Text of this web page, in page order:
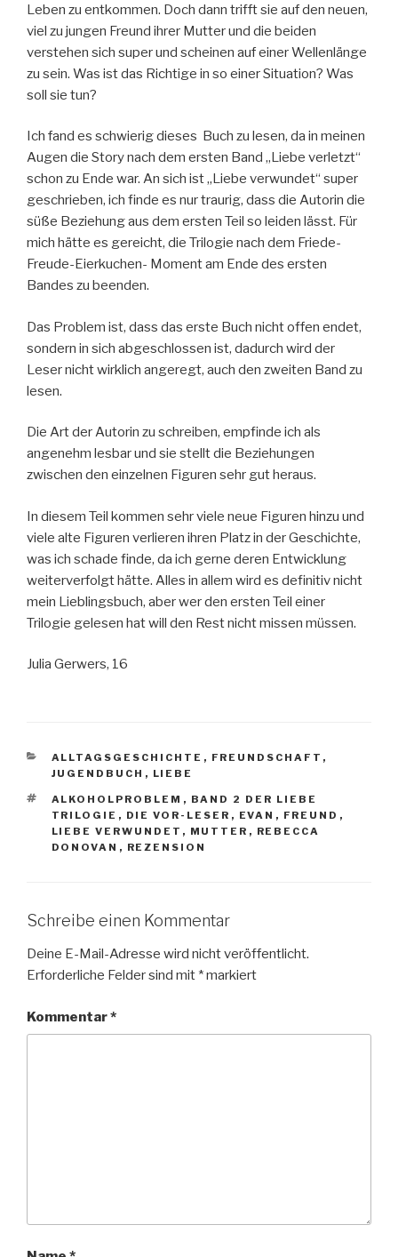
Leben zu entkommen. Doch dann trifft sie auf den neuen,
viel zu jungen Freund ihrer Mutter und die beiden
verstehen sich super und scheinen auf einer Wellenlänge
zu sein. Was ist das Richtige in so einer Situation? Was
soll sie tun?
Ich fand es schwierig dieses Buch zu lesen, da in meinen
Augen die Story nach dem ersten Band „Liebe verletzt“
schon zu Ende war. An sich ist „Liebe verwundet“ super
geschrieben, ich finde es nur traurig, dass die Autorin die
süße Beziehung aus dem ersten Teil so leiden lässt. Für
mich hätte es gereicht, die Trilogie nach dem Friede-
Freude-Eierkuchen- Moment am Ende des ersten
Bandes zu beenden.
Das Problem ist, dass das erste Buch nicht offen endet,
sondern in sich abgeschlossen ist, dadurch wird der
Leser nicht wirklich angeregt, auch den zweiten Band zu
lesen.
Die Art der Autorin zu schreiben, empfinde ich als
angenehm lesbar und sie stellt die Beziehungen
zwischen den einzelnen Figuren sehr gut heraus.
In diesem Teil kommen sehr viele neue Figuren hinzu und
viele alte Figuren verlieren ihren Platz in der Geschichte,
was ich schade finde, da ich gerne deren Entwicklung
weiterverfolgt hätte. Alles in allem wird es definitiv nicht
mein Lieblingsbuch, aber wer den ersten Teil einer
Trilogie gelesen hat will den Rest nicht missen müssen.
Julia Gerwers, 16
KATEGORIEN
ALLTAGSGESCHICHTE , FREUNDSCHAFT ,
JUGENDBUCH , LIEBE
SCHLAGWÖRTER
ALKOHOLPROBLEM , BAND 2 DER LIEBE
TRILOGIE , DIE VOR-LESER , EVAN , FREUND ,
LIEBE VERWUNDET , MUTTER , REBECCA
DONOVAN , REZENSION
Schreibe einen Kommentar
Deine E-Mail-Adresse wird nicht veröffentlicht.
Erforderliche Felder sind mit *markiert
Kommentar*